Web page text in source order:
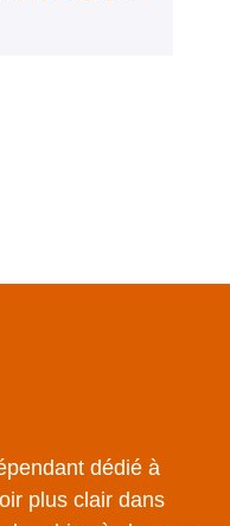
dédié à
plus clair dans